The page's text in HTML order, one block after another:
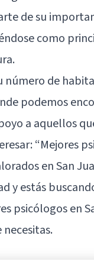
de su
como
número de
podemos
a aquellos
“Mejores
en San
y estás
psicólogos en